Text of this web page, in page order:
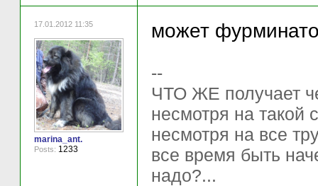
17.01.2012 11:35
marina_ant.
Posts: 1233
может
--
ЧТО ЖЕ получает
несмотря на такой
несмотря на все
все время быть
надо?...